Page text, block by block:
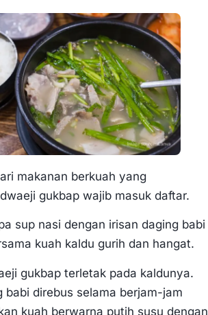
makanan berkuah yang
gukbap wajib masuk daftar.
sup nasi dengan irisan daging babi
kuah kaldu gurih dan hangat.
gukbap terletak pada kaldunya.
babi direbus selama berjam-jam
kuah berwarna putih susu dengan